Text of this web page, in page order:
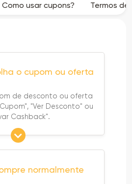
Como usar cupons? Termos de
o cupom ou oferta
de desconto ou oferta
"Ver Desconto" ou
Cashback".
normalmente